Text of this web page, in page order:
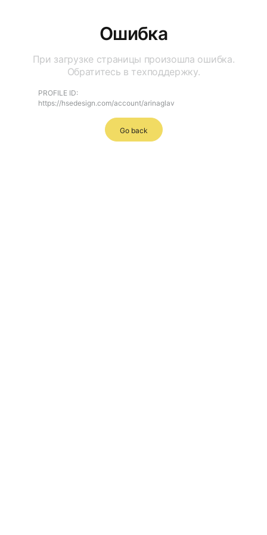
Ошибка
При загрузке страницы произошла ошибка.
Обратитесь в техподдержку.
PROFILE ID:
https://hsedesign.com/account/arinaglav
Go back